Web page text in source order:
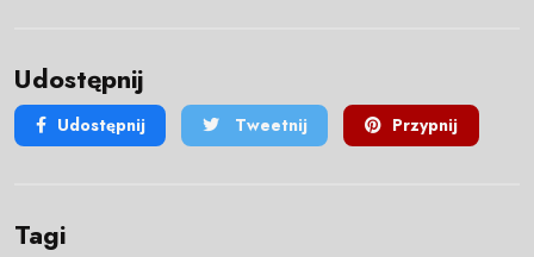
Udostępnij
Udostępnij Tweetnij Przypnij
Tagi